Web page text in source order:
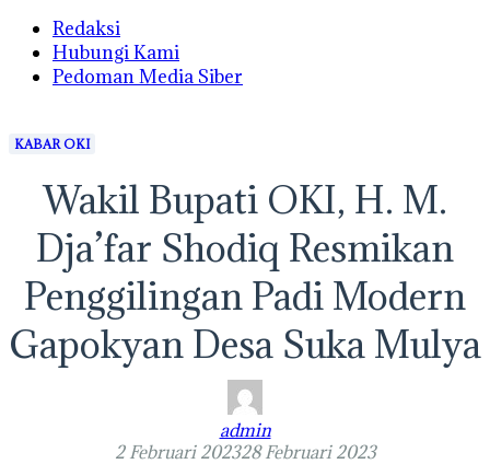
Redaksi
Hubungi Kami
Pedoman Media Siber
KABAR OKI
Wakil Bupati OKI, H. M.
Dja’far Shodiq Resmikan
Penggilingan Padi Modern
Gapokyan Desa Suka Mulya
admin
2 Februari 202328 Februari 2023